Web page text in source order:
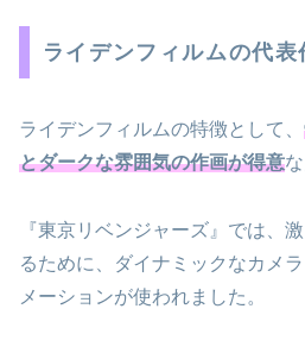
ライデンフィルムの代表
ライデンフィルムの特徴として、
とダークな雰囲気の作画が得意
『東京リベンジャーズ』では、
るために、ダイナミックなカメ
メーションが使われました。